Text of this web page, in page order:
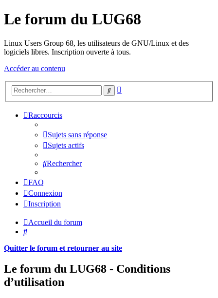
Le forum du LUG68
Linux Users Group 68, les utilisateurs de GNU/Linux et des
logiciels libres. Inscription ouverte à tous.
Accéder au contenu
Rechercher
Raccourcis
Sujets sans réponse
Sujets actifs
Rechercher
FAQ
Connexion
Inscription
Accueil du forum
Rechercher
Quitter le forum et retourner au site
Le forum du LUG68 - Conditions
d’utilisation